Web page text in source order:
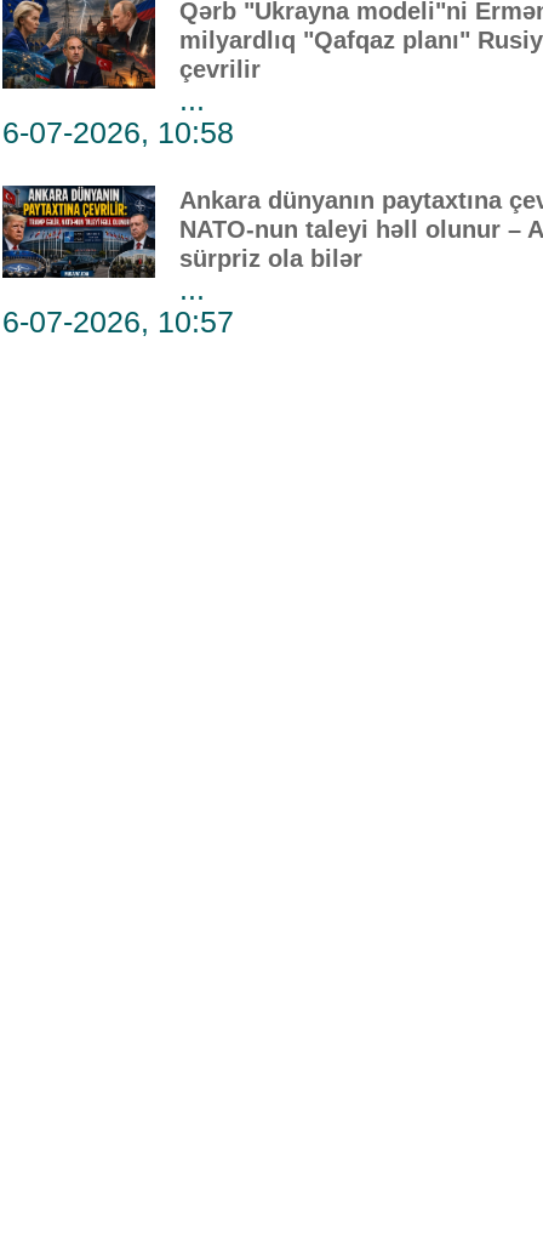
Qərb "Ukrayna modeli"ni
milyardlıq "Qafqaz planı"
çevrilir
...
6-07-2026, 10:58
Ankara dünyanın paytaxtına
NATO-nun taleyi həll olunur –
sürpriz ola bilər
...
6-07-2026, 10:57